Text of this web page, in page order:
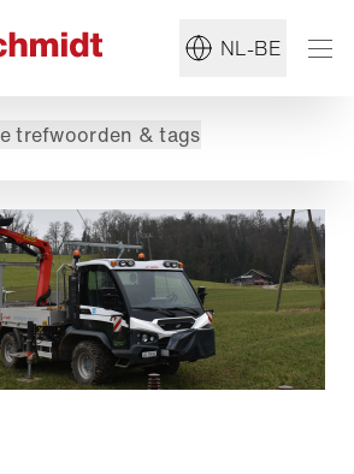
NL-BE
trefwoorden & tags